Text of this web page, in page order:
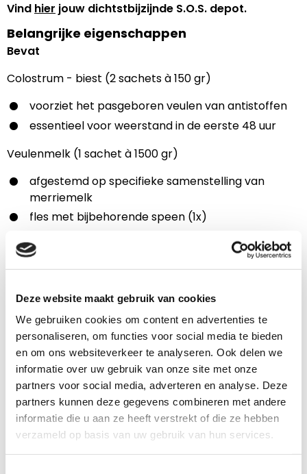
Deze website maakt gebruik van cookies
We gebruiken cookies om content en advertenties te
personaliseren, om functies voor social media te bieden
en om ons websiteverkeer te analyseren. Ook delen we
informatie over uw gebruik van onze site met onze
partners voor social media, adverteren en analyse. Deze
partners kunnen deze gegevens combineren met andere
informatie die u aan ze heeft verstrekt of die ze hebben
verzameld op basis van uw gebruik van hun services.
Vind hier jouw dichtstbijzijnde S.O.S. depot.
Belangrijke eigenschappen
Bevat
Colostrum - biest (2 sachets à 150 gr)
voorziet het pasgeboren veulen van antistoffen
essentieel voor weerstand in de eerste 48 uur
Veulenmelk (1 sachet à 1500 gr)
afgestemd op specifieke samenstelling van
merriemelk
fles met bijbehorende speen (1x)
Toepassing
merrie of veulen
Gebruik de Pavo S.O.S.-Kit binnen 3 uur na de
geboorte, (uiterlijk binnen 12 uur).
Specificaties
Voervoorschrift